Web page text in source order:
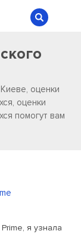
оценки
оценки
помогут вам
я узнала